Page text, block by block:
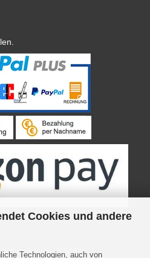
Cookies und andere
Technologien, auch von
Gambio.de © 2023